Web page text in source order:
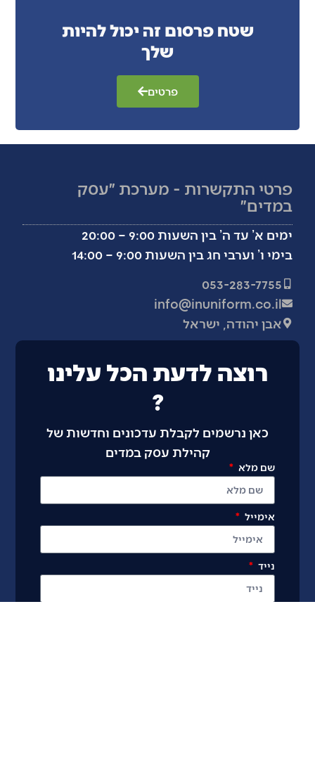
שטח פרסום זה יכול להיות
שלך
פרטים
פרטי התקשרות - מערכת ״עסק
במדים״
ימים א’ עד ה’ בין השעות 9:00 – 20:00
בימי ו’ וערבי חג בין השעות 9:00 – 14:00
053-283-7755
info@inuniform.co.il
אבן יהודה, ישראל
רוצה לדעת הכל עלינו
?
כאן נרשמים לקבלת עדכונים וחדשות של
קהילת עסק במדים
שם מלא
אימייל
נייד